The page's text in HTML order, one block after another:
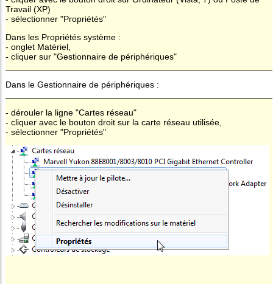
Travail (XP)
- sélectionner "Propriétés"
Dans les Propriétés système :
- onglet Matériel,
- cliquer sur "Gestionnaire de périphériques"
Dans le Gestionnaire de périphériques :
- dérouler la ligne "Cartes réseau"
- cliquer avec le bouton droit sur la carte réseau utilisée,
- sélectionner "Propriétés"